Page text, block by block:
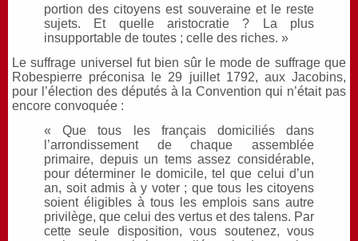
portion des citoyens est souveraine et le reste
sujets. Et quelle aristocratie ? La plus
insupportable de toutes ; celle des riches. »
Le suffrage universel fut bien sûr le mode de suffrage que
Robespierre préconisa le 29 juillet 1792, aux Jacobins,
pour l’élection des députés à la Convention qui n’était pas
encore convoquée :
« Que tous les français domiciliés dans
l’arrondissement de chaque assemblée
primaire, depuis un tems assez considérable,
pour déterminer le domicile, tel que celui d’un
an, soit admis à y voter ; que tous les citoyens
soient éligibles à tous les emplois sans autre
privilège, que celui des vertus et des talens. Par
cette seule disposition, vous soutenez, vous